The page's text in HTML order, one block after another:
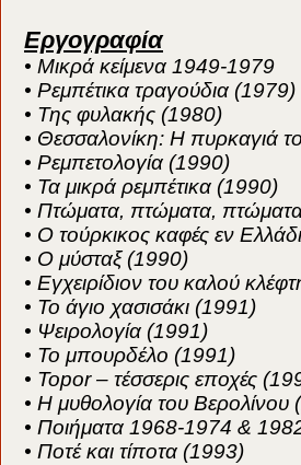
Εργογραφία
• Μικρά κείμενα 1949-1979
• Ρεμπέτικα τραγούδια (1979)
• Της φυλακής (1980)
• Θεσσαλονίκη: Η πυρκαγιά
• Ρεμπετολογία (1990)
• Τα μικρά ρεμπέτικα (1990)
• Πτώματα, πτώματα,
• Ο τούρκικος καφές εν
• Ο μύσταξ (1990)
• Εγχειρίδιον του καλού
• Το άγιο χασισάκι (1991)
• Ψειρολογία (1991)
• Το μπουρδέλο (1991)
• Topor – τέσσερις εποχές
• Η μυθολογία του Βερολίνου
• Ποιήματα 1968-1974 &
• Ποτέ και τίποτα (1993)